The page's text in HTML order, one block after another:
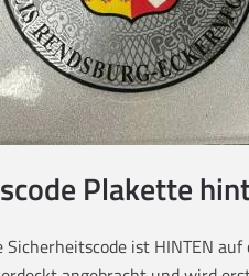
Plakette
ist HINTEN auf